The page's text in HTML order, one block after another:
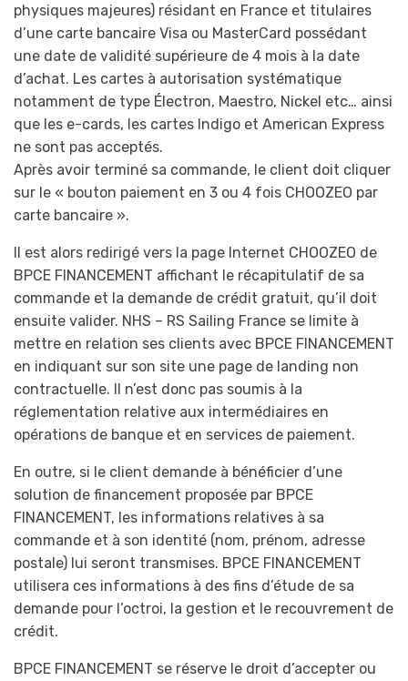
physiques majeures) résidant en France et titulaires
d’une carte bancaire Visa ou MasterCard possédant
une date de validité supérieure de 4 mois à la date
d’achat. Les cartes à autorisation systématique
notamment de type Électron, Maestro, Nickel etc… ainsi
que les e-cards, les cartes Indigo et American Express
ne sont pas acceptés.
Après avoir terminé sa commande, le client doit cliquer
sur le « bouton paiement en 3 ou 4 fois CHOOZEO par
carte bancaire ».
Il est alors redirigé vers la page Internet CHOOZEO de
BPCE FINANCEMENT affichant le récapitulatif de sa
commande et la demande de crédit gratuit, qu’il doit
ensuite valider. NHS – RS Sailing France se limite à
mettre en relation ses clients avec BPCE FINANCEMENT
en indiquant sur son site une page de landing non
contractuelle. Il n’est donc pas soumis à la
réglementation relative aux intermédiaires en
opérations de banque et en services de paiement.
En outre, si le client demande à bénéficier d’une
solution de financement proposée par BPCE
FINANCEMENT, les informations relatives à sa
commande et à son identité (nom, prénom, adresse
postale) lui seront transmises. BPCE FINANCEMENT
utilisera ces informations à des fins d’étude de sa
demande pour l’octroi, la gestion et le recouvrement de
crédit.
BPCE FINANCEMENT se réserve le droit d’accepter ou